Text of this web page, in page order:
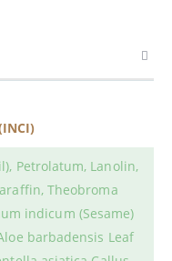
Petrolatum, Lanolin,
Theobroma
indicum (Sesame)
barbadensis Leaf